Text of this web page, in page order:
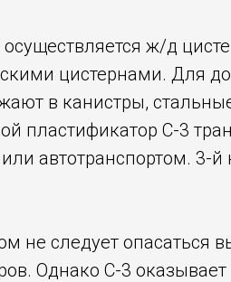
ж/д
цистернами. Для
в канистры,
пластификатор С-3
автотранспортом. 3-й
не следует опасаться
Однако С-3